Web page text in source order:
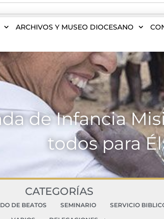
ARCHIVOS Y MUSEO DIOCESANO
de Infancia
todos para
CATEGORÍAS
DE BEATOS SEMINARIO SERVICIO